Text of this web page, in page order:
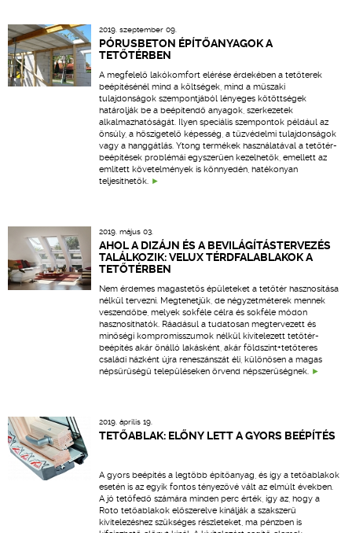
2019. szeptember 09.
PÓRUSBETON ÉPÍTŐANYAGOK A
TETŐTÉRBEN
A megfelelő lakókomfort elérése érdekében a tetőterek
beépítésénél mind a költségek, mind a műszaki
tulajdonságok szempontjából lényeges kötöttségek
határolják be a beépítendő anyagok, szerkezetek
alkalmazhatóságát. Ilyen speciális szempontok például az
önsúly, a hőszigetelő képesség, a tűzvédelmi tulajdonságok
vagy a hanggátlás. Ytong termékek használatával a tetőtér-
beépítések problémái egyszerűen kezelhetők, emellett az
említett követelmények is könnyedén, hatékonyan
teljesíthetők.
2019. május 03.
AHOL A DIZÁJN ÉS A BEVILÁGÍTÁSTERVEZÉS
TALÁLKOZIK: VELUX TÉRDFALABLAKOK A
TETŐTÉRBEN
Nem érdemes magastetős épületeket a tetőtér hasznosítása
nélkül tervezni. Megtehetjük, de négyzetméterek mennek
veszendőbe, melyek sokféle célra és sokféle módon
hasznosíthatók. Ráadásul a tudatosan megtervezett és
minőségi kompromisszumok nélkül kivitelezett tetőtér-
beépítés akár önálló lakásként, akár földszint+tetőteres
családi házként újra reneszánszát éli, különösen a magas
népsűrűségű településeken örvend népszerűségnek.
2019. április 19.
TETŐABLAK: ELŐNY LETT A GYORS BEÉPÍTÉS
A gyors beépítés a legtöbb építőanyag, és így a tetőablakok
esetén is az egyik fontos tényezővé vált az elmúlt években.
A jó tetőfedő számára minden perc érték, így az, hogy a
Roto tetőablakok előszerelve kínálják a szakszerű
kivitelezéshez szükséges részleteket, ma pénzben is